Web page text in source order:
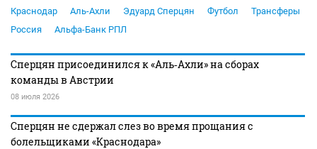
Краснодар Аль-Ахли Эдуард Сперцян Футбол
Трансферы
Россия
Альфа-Банк РПЛ
Сперцян присоединился к «Аль‑Ахли» на сборах
команды в Австрии
08 июля 2026
Сперцян не сдержал слез во время прощания с
болельщиками «Краснодара»